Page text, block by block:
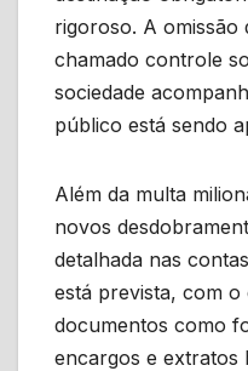
rigoroso. A omissão
chamado controle
sociedade
público está sendo
Além da multa
novos
detalhada nas
está prevista, com o
documentos como
encargos e extratos